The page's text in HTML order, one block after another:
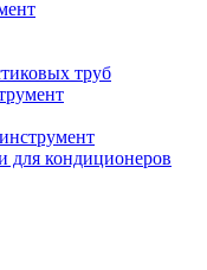
труб
для кондиционеров